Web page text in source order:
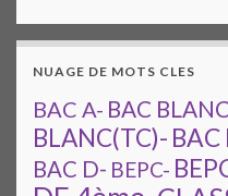
NUAGE DE MOTS CLES
BAC A- BAC
BLANC(TC)-
BAC D- BEPC-